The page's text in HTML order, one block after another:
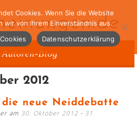
Autoren-Blog
2012
die neue Neiddebatte
am 30. Oktober 2012
31
Cookies. Wenn Sie die Website
von Ihrem Einverständnis aus.
Datenschutzerklärung